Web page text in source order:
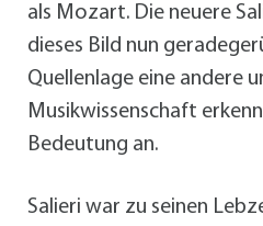
als Mozart. Die neuere
dieses Bild nun
Quellenlage eine andere
Musikwissenschaft
Bedeutung an.
Salieri war zu seinen